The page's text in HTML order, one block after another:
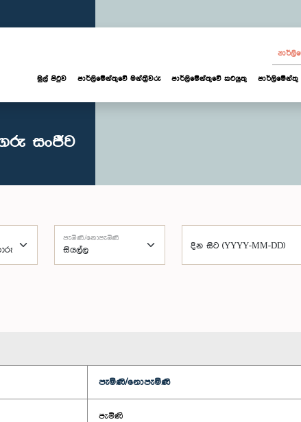
මුල් පිටුව පාර්ලි‌මේන්තුවේ මන්ත්‍රීවරු පාර්ලිමේන්තුවේ කටයුතු පාර්ලිමේන්තු
සංජීව
පැමිණි/නොපැමිණි
දින සිට (YYYY-MM-DD)
පැමිණි/නොපැමිණි
පැමිණි